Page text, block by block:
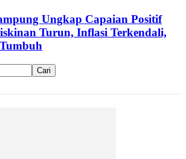
Ungkap Capaian Positif
Turun, Inflasi Terkendali,